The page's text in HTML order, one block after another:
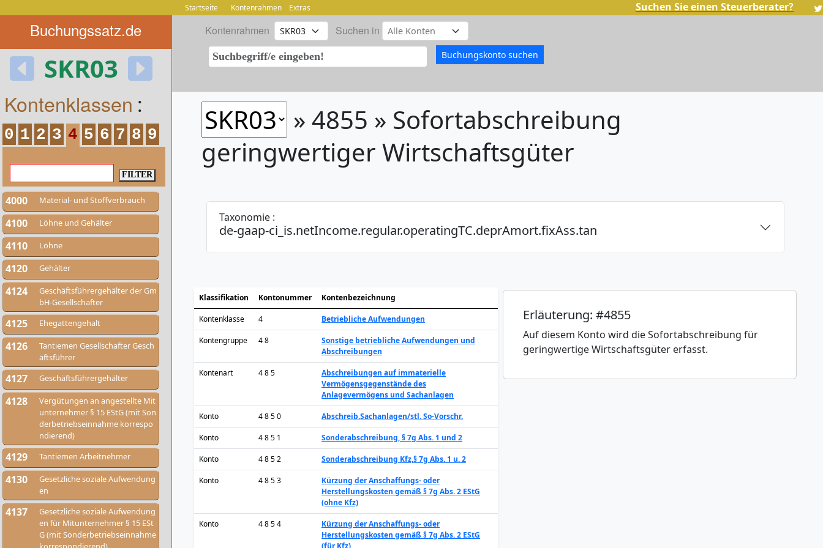
Startseite Kontenrahmen Extras Suchen Sie einen Steuerberater?
Buchungssatz.de
SKR03
Kontenrahmen Suchen in
Kontenklassen :
0 1 2 3 4 5 6 7 8 9
4000 Material- und Stoffverbrauch
4100 Löhne und Gehälter
4110 Löhne
4120 Gehälter
4124
Geschäftsführergehälter der Gm
bH-Gesellschafter
4125 Ehegattengehalt
4126
Tantiemen Gesellschafter Gesch
äftsführer
4127 Geschäftsführergehälter
4128
Vergütungen an angestellte Mit
unternehmer § 15 EStG (mit Son
derbetriebseinnahme korrespo
ndierend)
4129 Tantiemen Arbeitnehmer
4130
Gesetzliche soziale Aufwendung
en
4137
Gesetzliche soziale Aufwendung
en für Mitunternehmer § 15 ESt
G (mit Sonderbetriebseinnahme
» 4855 » Sofortabschreibung
geringwertiger Wirtschaftsgüter
Taxonomie :
de-gaap-ci_is.netIncome.regular.operatingTC.deprAmort.fixAss.tan
Klassifikation Kontonummer Kontenbezeichnung
Kontenklasse 4 Betriebliche Aufwendungen
Kontengruppe 4 8
Sonstige betriebliche Aufwendungen und
Abschreibungen
Kontenart 4 8 5
Abschreibungen auf immaterielle
Vermögensgegenstände des
Anlagevermögens und Sachanlagen
Konto 4 8 5 0 Abschreib.Sachanlagen/stl. So-Vorschr.
Konto 4 8 5 1 Sonderabschreibung, § 7g Abs. 1 und 2
Konto 4 8 5 2 Sonderabschreibung Kfz,§ 7g Abs. 1 u. 2
Konto 4 8 5 3
Kürzung der Anschaffungs- oder
Herstellungskosten gemäß § 7g Abs. 2 EStG
(ohne Kfz)
Konto 4 8 5 4
Kürzung der Anschaffungs- oder
Herstellungskosten gemäß § 7g Abs. 2 EStG
(für Kfz)
Erläuterung: #4855
Auf diesem Konto wird die Sofortabschreibung für
geringwertige Wirtschaftsgüter erfasst.